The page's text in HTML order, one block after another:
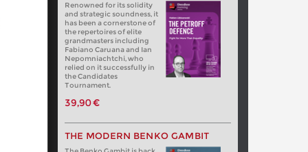
Renowned for its solidity
and strategic soundness, it
has been a cornerstone of
the repertoires of elite
grandmasters including
Fabiano Caruana and Ian
Nepomniachtchi, who
relied on it successfully in
the Candidates
Tournament.
39,90 €
THE MODERN BENKO GAMBIT